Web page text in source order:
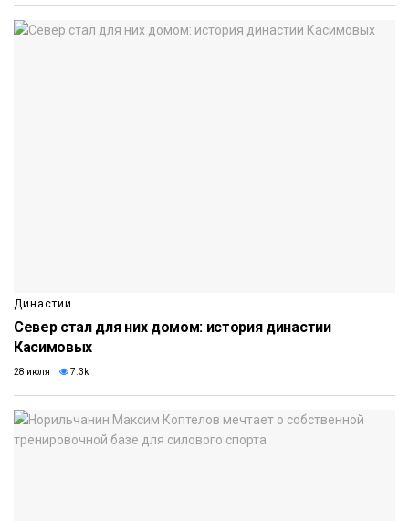
Династии
Север стал для них домом: история династии
Касимовых
28 июля 7.3k